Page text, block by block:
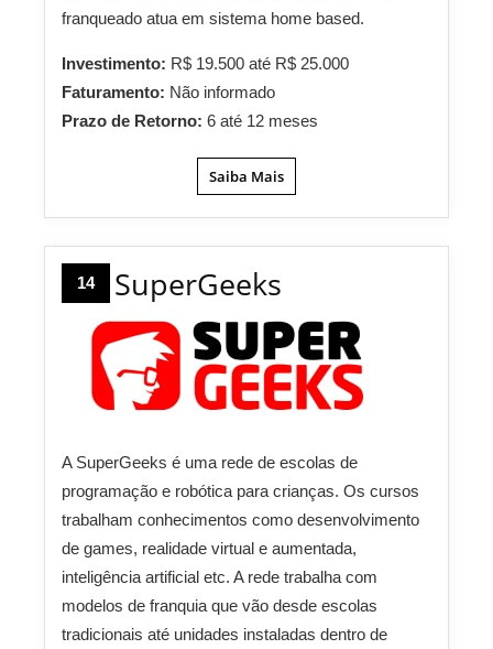
franqueado atua em sistema home based.
Investimento: R$ 19.500 até R$ 25.000
Faturamento: Não informado
Prazo de Retorno: 6 até 12 meses
Saiba Mais
14 SuperGeeks
A SuperGeeks é uma rede de escolas de
programação e robótica para crianças. Os cursos
trabalham conhecimentos como desenvolvimento
de games, realidade virtual e aumentada,
inteligência artificial etc. A rede trabalha com
modelos de franquia que vão desde escolas
tradicionais até unidades instaladas dentro de